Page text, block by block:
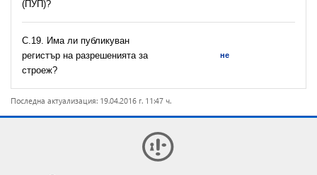
(ПУП)?
С.19. Има ли публикуван
регистър на разрешeнията за
строеж?
не
Последна актуализация: 19.04.2016 г. 11:47 ч.